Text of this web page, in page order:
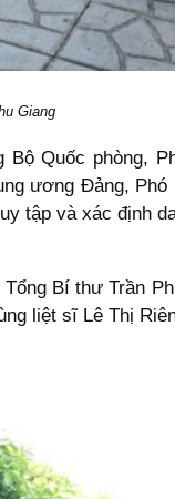
Giang
Quốc phòng,
ương Đảng,
tập và xác định
Bí thư Trần
liệt sĩ Lê Thị